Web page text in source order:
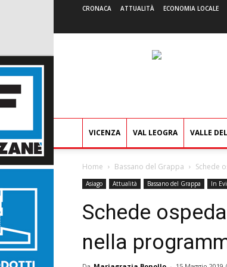
CRONACA ATTUALITÀ ECONOMIA LOCALE
VICENZA VAL LEOGRA VALLE
Home Bassano del Grappa Schede
Asiago Attualità Bassano del Grappa In
Schede
nella